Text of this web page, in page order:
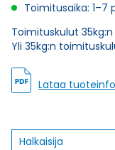
Toimitusaika: 1–7
Toimituskulut
Yli 35kg:n
Lataa
Halkaisija